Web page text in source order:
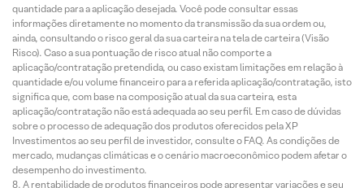
quantidade para a aplicação desejada. Você pode consultar essas
informações diretamente no momento da transmissão da sua ordem ou,
ainda, consultando o risco geral da sua carteira na tela de carteira (Visão
Risco). Caso a sua pontuação de risco atual não comporte a
aplicação/contratação pretendida, ou caso existam limitações em relação à
quantidade e/ou volume financeiro para a referida aplicação/contratação, isto
significa que, com base na composição atual da sua carteira, esta
aplicação/contratação não está adequada ao seu perfil. Em caso de dúvidas
sobre o processo de adequação dos produtos oferecidos pela XP
Investimentos ao seu perfil de investidor, consulte o FAQ. As condições de
mercado, mudanças climáticas e o cenário macroeconômico podem afetar o
desempenho do investimento.
A rentabilidade de produtos financeiros pode apresentar variações e seu